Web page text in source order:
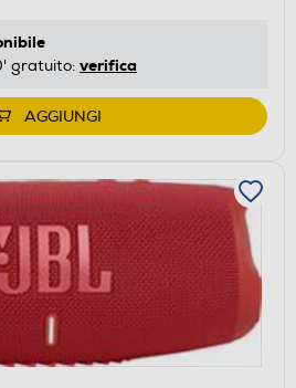
gratuito: verifica
AGGIUNGI